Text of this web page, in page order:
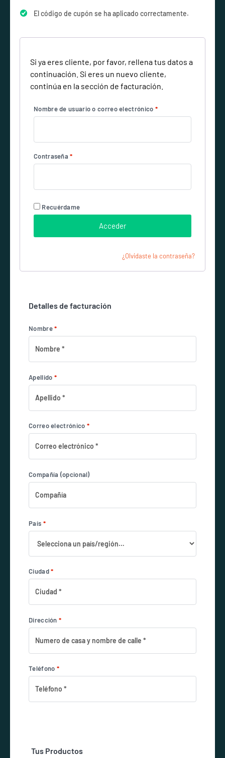
El código de cupón se ha aplicado correctamente.
Si ya eres cliente, por favor, rellena tus datos a
continuación. Si eres un nuevo cliente,
continúa en la sección de facturación.
Nombre de usuario o correo electrónico *
Contraseña*
Recuérdame
Acceder
¿Olvidaste la contraseña?
Detalles de facturación
Nombre*
Apellido *
Correo electrónico *
Compañía (opcional)
País *
Ciudad*
Dirección *
Teléfono *
Tus Productos